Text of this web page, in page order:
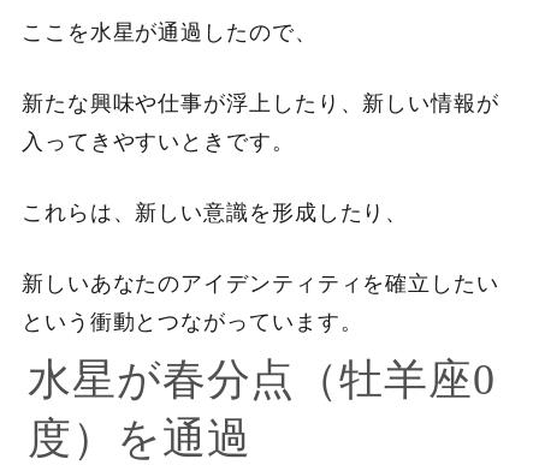
ここを水星が通過したので、
新たな興味や仕事が浮上したり、新しい情報が
入ってきやすいときです。
これらは、新しい意識を形成したり、
新しいあなたのアイデンティティを確立したい
という衝動とつながっています。
水星が春分点（牡羊座0
度）を通過